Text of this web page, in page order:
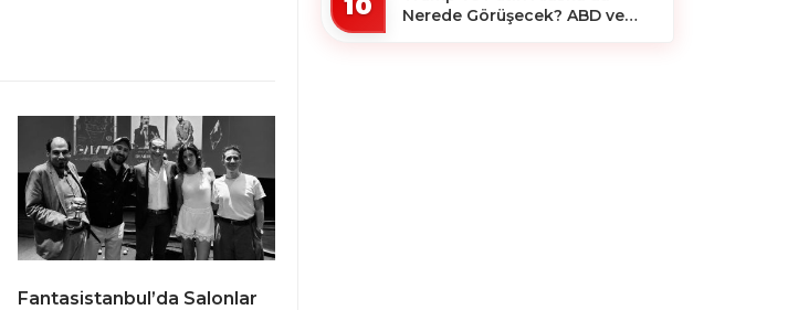
Fantasistanbul’da Salonlar
10
Nerede Görüşecek? ABD ve